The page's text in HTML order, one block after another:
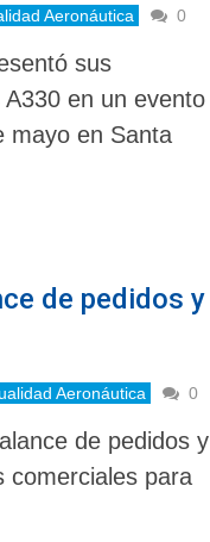
Aeronáutica 0
sus
en un evento
mayo en Santa
de pedidos y
Aeronáutica 0
de pedidos y
comerciales para